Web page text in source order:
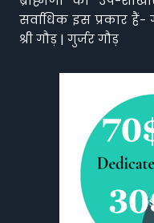
सर्वाधिक इस प्रकार
श्री गौड़ | गुर्जर गौड़